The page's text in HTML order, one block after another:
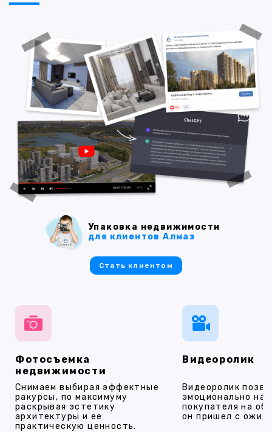
Фотосъемка
недвижимости
Снимаем выбирая эффектные
ракурсы, по максимуму
раскрывая эстетику
архитектуры и ее
практическую ценность.
Видеоролик
Видеоролик
эмоционально
покупателя на
он пришел с
Упаковка недвижимости
для клиентов Алмаз
Стать клиентом